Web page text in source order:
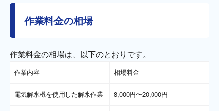
作業料金の相場
作業料金の相場は、以下のとおりです。
作業内容 相場料金
電気解氷機を使用した解氷作業 8,000円〜20,000円